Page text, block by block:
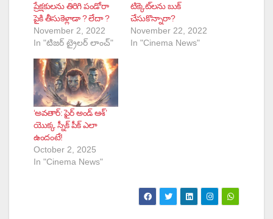
ప్రేక్షకులను తిరిగి పండోరా
పైకి తీసుకెళ్లాడా ? లేదా ?
November 2, 2022
In "టిజర్ ట్రైలర్ లాంచ్"
టిక్కెట్‌లను బుక్
చేసుకొన్నారా?
November 22, 2022
In "Cinema News"
‘అవతార్: ఫైర్ అండ్ ఆశ్’
యొక్క స్నీక్ పీక్ ఎలా
ఉందంటే!
October 2, 2025
In "Cinema News"